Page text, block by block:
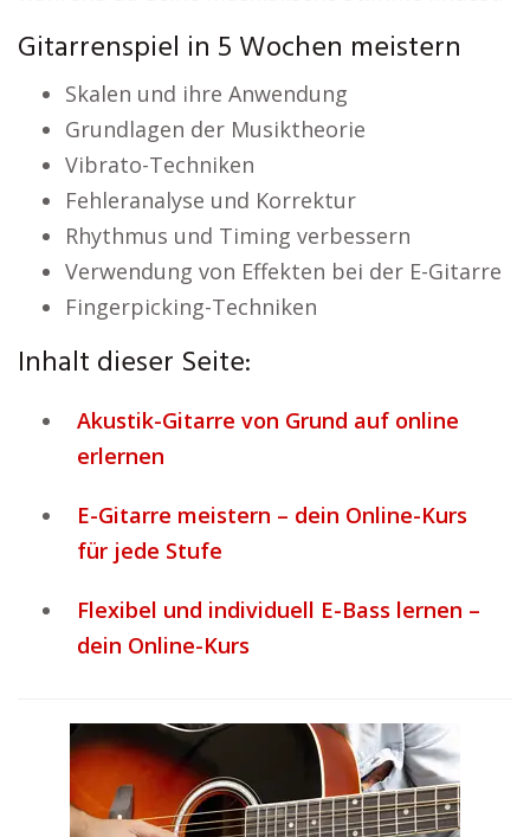
Gitarrenspiel in 5 Wochen meistern
Skalen und ihre Anwendung
Grundlagen der Musiktheorie
Vibrato-Techniken
Fehleranalyse und Korrektur
Rhythmus und Timing verbessern
Verwendung von Effekten bei der E-Gitarre
Fingerpicking-Techniken
Inhalt dieser Seite:
Akustik-Gitarre von Grund auf online
erlernen
E-Gitarre meistern – dein Online-Kurs
für jede Stufe
Flexibel und individuell E-Bass lernen –
dein Online-Kurs